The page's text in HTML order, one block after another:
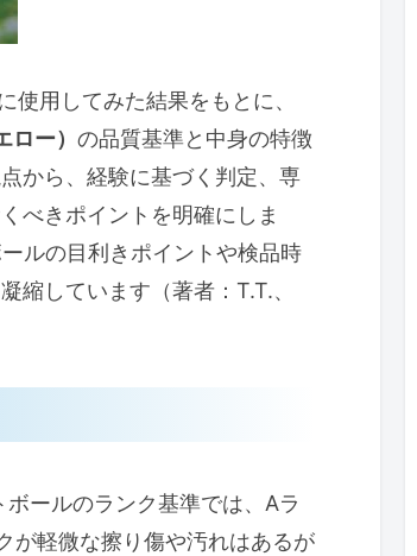
目チェック、簡単メンテ、
・黄ばみ・混合表示の意
買わないべきか
用してみた結果をもとに、
ー） の品質基準と中身の特徴
から、経験に基づく判定、専
べきポイントを明確にしま
ルの目利きポイントや検品時
縮しています（著者：T.T.、
ールのランク基準では、Aラ
が軽微な擦り傷や汚れはあるが